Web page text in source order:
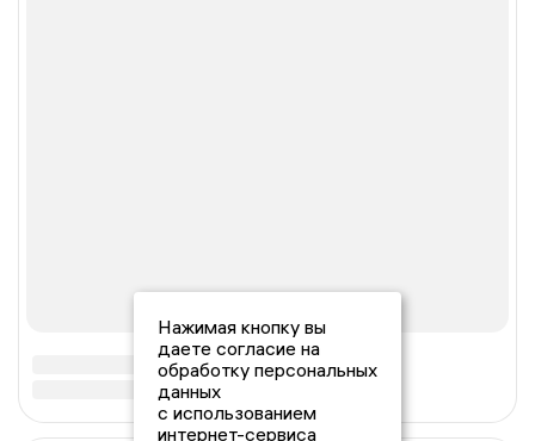
Нажимая кнопку вы
даете согласие на
обработку персональных
данных
с использованием
интернет-сервиса